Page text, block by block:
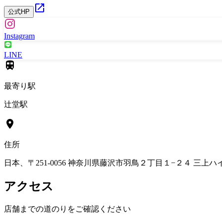
公式HP
Instagram
LINE
最寄り駅
辻堂駅
住所
日本、〒251-0056 神奈川県藤沢市羽鳥２丁目１−２４ 三上ハ
アクセス
店舗までの道のりをご確認ください